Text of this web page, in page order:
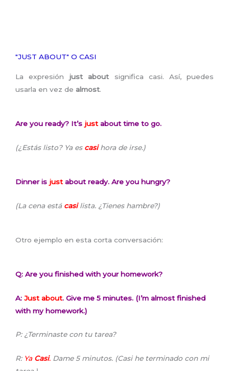
"JUST ABOUT" O CASI
La expresión just about significa casi. Así, puedes
usarla en vez de almost.
Are you ready? It’s just about time to go.
(¿Estás listo? Ya es casihora de irse.)
Dinner is just about ready. Are you hungry?
(La cena está casilista. ¿Tienes hambre?)
Otro ejemplo en esta corta conversación:
Q: Are you finished with your homework?
A: Just about. Give me 5 minutes. (I’m almost finished
with my homework.)
P: ¿Terminaste con tu tarea?
R: Ya Casi. Dame 5 minutos. (Casi he terminado con mi